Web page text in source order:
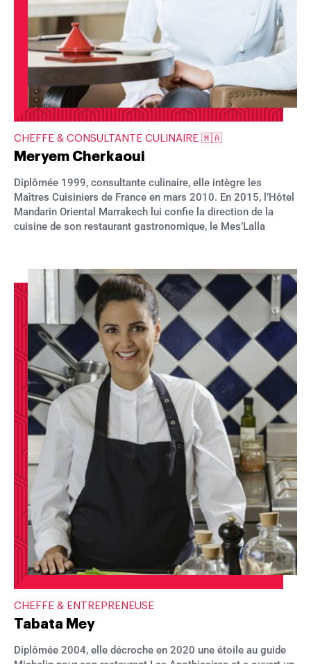
CHEFFE & CONSULTANTE CULINAIRE 🇲🇦
Meryem Cherkaoui
Diplômée 1999, consultante culinaire, elle intègre les
Maîtres Cuisiniers de France en mars 2010. En 2015, l’Hôtel
Mandarin Oriental Marrakech lui confie la direction de la
cuisine de son restaurant gastronomique, le Mes’Lalla
CHEFFE & ENTREPRENEUSE
Tabata Mey
Diplômée 2004, elle décroche en 2020 une étoile au guide